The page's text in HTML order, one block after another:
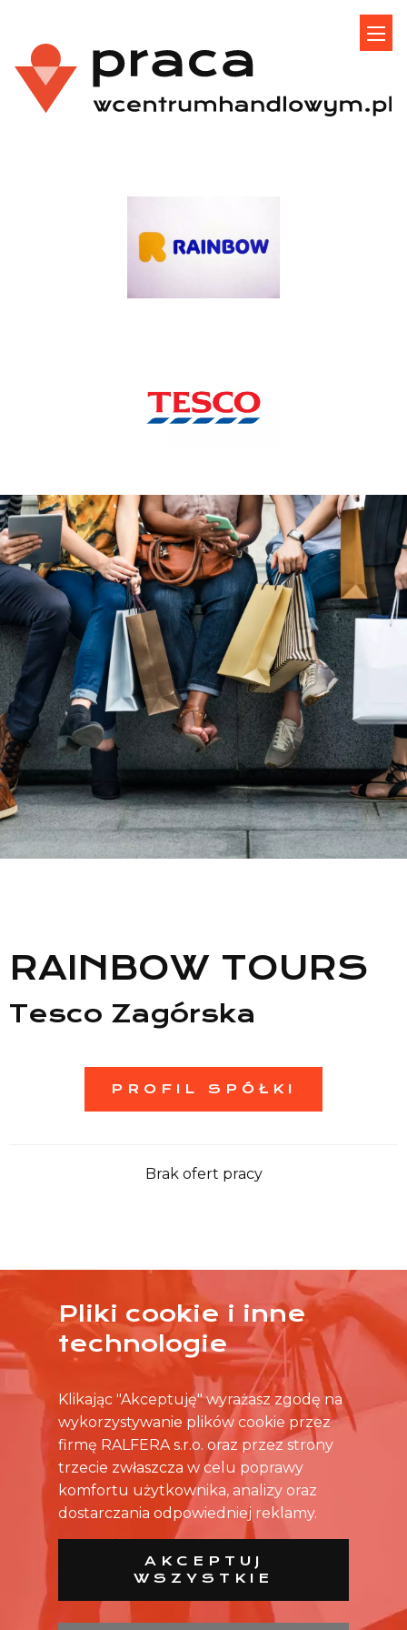
Lista sklepów
Informacje
RAINBOW TOURS
Tesco Zagórska
PROFIL SPÓŁKI
Brak ofert pracy
ŻADNA OFERTA CIĘ NIE ZAINTERESOWAŁA?
SKONTAKTUJ SIĘ BEZPOŚREDNIO ZE SKLEPEM.
Pliki cookie i inne
technologie
Klikając "Akceptuję" wyrażasz zgodę na
wykorzystywanie plików cookie przez
firmę RALFERA s.r.o. oraz przez strony
trzecie zwłaszcza w celu poprawy
komfortu użytkownika, analizy oraz
dostarczania odpowiedniej reklamy.
AKCEPTUJ
WSZYSTKIE